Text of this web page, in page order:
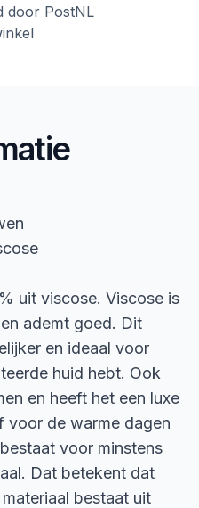
door PostNL
uit viscose. Viscose is
ademt goed. Dit
en ideaal voor
huid hebt. Ook
en heeft het een luxe
voor de warme dagen
voor minstens
Dat betekent dat
bestaat uit